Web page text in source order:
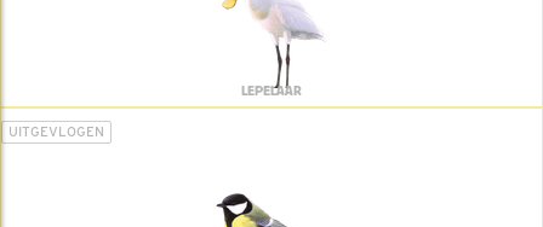
LEPELAAR
UITGEVLOGEN